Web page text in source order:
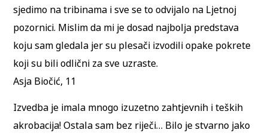
sjedimo na tribinama i sve se to odvijalo na Ljetnoj
pozornici. Mislim da mi je dosad najbolja predstava
koju sam gledala jer su plesači izvodili opake pokrete
koji su bili odlični za sve uzraste.
Asja Biočić, 11
Izvedba je imala mnogo izuzetno zahtjevnih i teških
akrobacija! Ostala sam bez riječi… Bilo je stvarno jako